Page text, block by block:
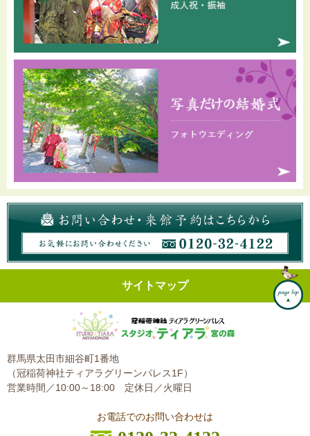
サイトマップ
群馬県太田市細谷町1番地
（冠稲荷神社ティアラグリーンパレス1F）
営業時間／10:00～18:00 定休日／火曜日
お電話でのお問い合わせは